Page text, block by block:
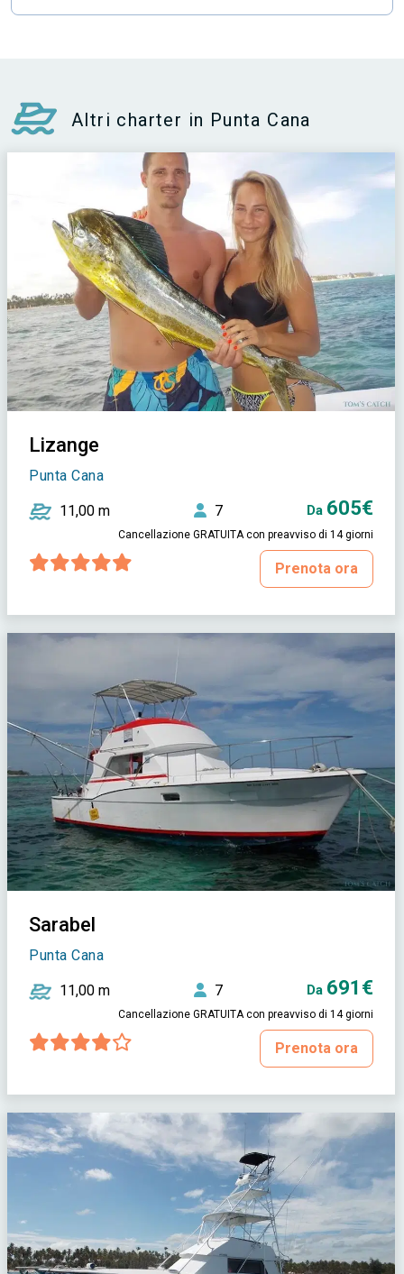
Altri charter in Punta Cana
Lizange
Punta Cana
11,00 m 7 Da 605€
Cancellazione GRATUITA con preavviso di 14 giorni
Prenota ora
Sarabel
Punta Cana
11,00 m 7 Da 691€
Cancellazione GRATUITA con preavviso di 14 giorni
Prenota ora